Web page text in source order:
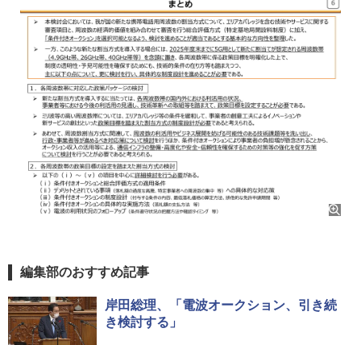
編集部のおすすめ記事
岸田総理、「電波オークション、引き続
き検討する」